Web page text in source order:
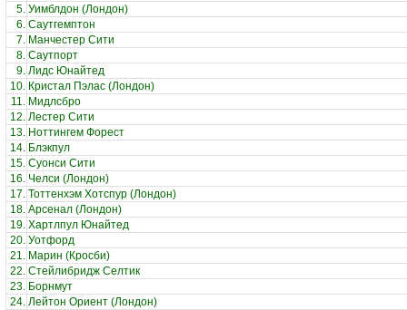
5. Уимблдон (Лондон)
6. Саутгемптон
7. Манчестер Сити
8. Саутпорт
9. Лидс Юнайтед
10. Кристал Пэлас (Лондон)
11. Мидлсбро
12. Лестер Сити
13. Ноттингем Форест
14. Блэкпул
15. Суонси Сити
16. Челси (Лондон)
17. Тоттенхэм Хотспур (Лондон)
18. Арсенал (Лондон)
19. Хартлпул Юнайтед
20. Уотфорд
21. Марин (Кросби)
22. Стейлибридж Селтик
23. Борнмут
24. Лейтон Ориент (Лондон)